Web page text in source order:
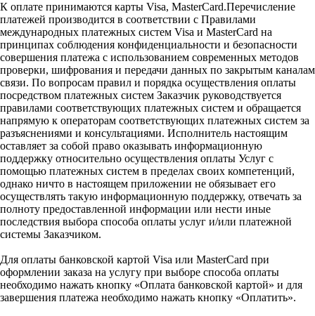
К оплате принимаются карты Visa, MasterCard.Перечисление
платежей производится в соответствии с Правилами
международных платежных систем Visa и MasterCard на
принципах соблюдения конфиденциальности и безопасности
совершения платежа с использованием современных методов
проверки, шифрования и передачи данных по закрытым каналам
связи. По вопросам правил и порядка осуществления оплаты
посредством платежных систем Заказчик руководствуется
правилами соответствующих платежных систем и обращается
напрямую к операторам соответствующих платежных систем за
разъяснениями и консультациями. Исполнитель настоящим
оставляет за собой право оказывать информационную
поддержку относительно осуществления оплаты Услуг с
помощью платежных систем в пределах своих компетенций,
однако ничто в настоящем приложении не обязывает его
осуществлять такую информационную поддержку, отвечать за
полноту предоставленной информации или нести иные
последствия выбора способа оплаты услуг и/или платежной
системы Заказчиком.
Для оплаты банковской картой Visa или MasterCard при
оформлении заказа на услугу при выборе способа оплаты
необходимо нажать кнопку «Оплата банковской картой» и для
завершения платежа необходимо нажать кнопку «Оплатить».